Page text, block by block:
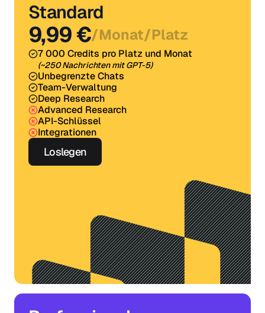
Standard
9,99 €/Monat/Platz
7 000 Credits pro Platz und Monat
(~250 Nachrichten mit GPT-5)
Unbegrenzte Chats
Team-Verwaltung
Deep Research
Advanced Research
API-Schlüssel
Integrationen
Loslegen